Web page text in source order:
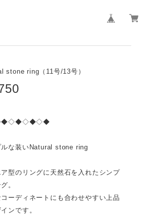
stone ring（11号/13号）
ルな装いNatural stone ring
ア型のリングに天然石を入れたシンプ
。
コーディネートにも合わせやすい上品
ンです。